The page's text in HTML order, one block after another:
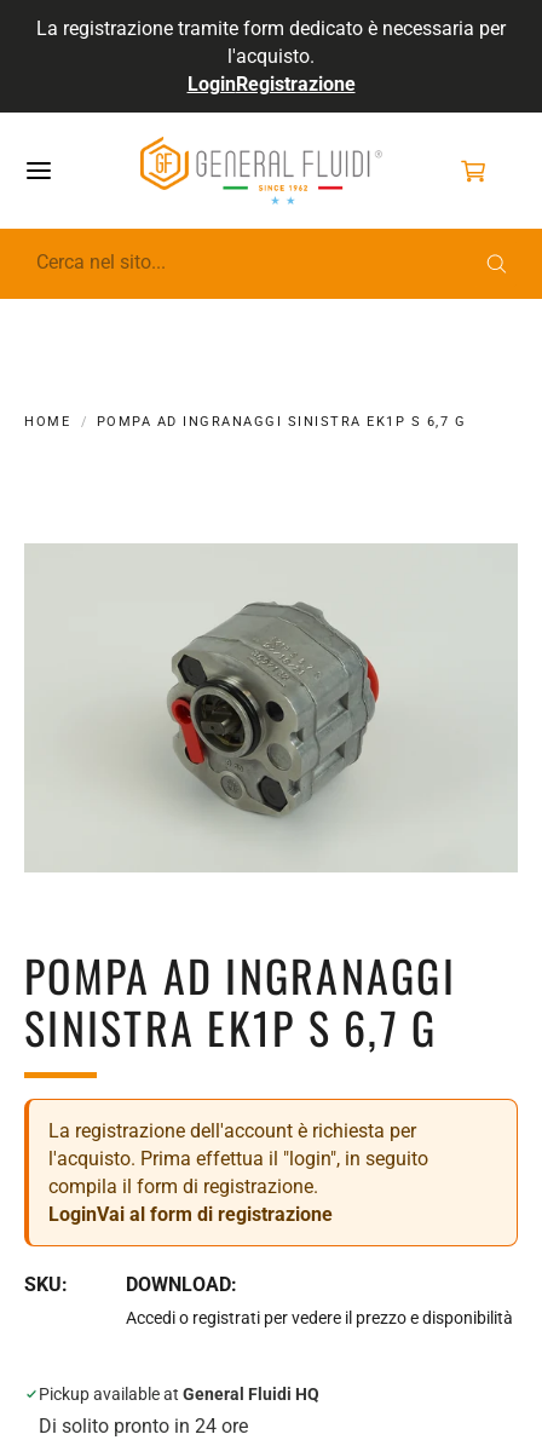
La registrazione tramite form dedicato è necessaria per
l'acquisto.
LoginRegistrazione
GENERALFLUIDI
HOME POMPA AD INGRANAGGI SINISTRA EK1P S 6,7 G
POMPA AD INGRANAGGI
SINISTRA EK1P S 6,7 G
La registrazione dell'account è richiesta per
l'acquisto. Prima effettua il "login", in seguito
compila il form di registrazione.
LoginVai al form di registrazione
SKU: DOWNLOAD:
Accedi o registrati per vedere il prezzo e disponibilità
Pickup available at General Fluidi HQ
Di solito pronto in 24 ore